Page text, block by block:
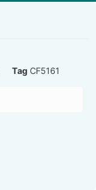
Tag CF5161